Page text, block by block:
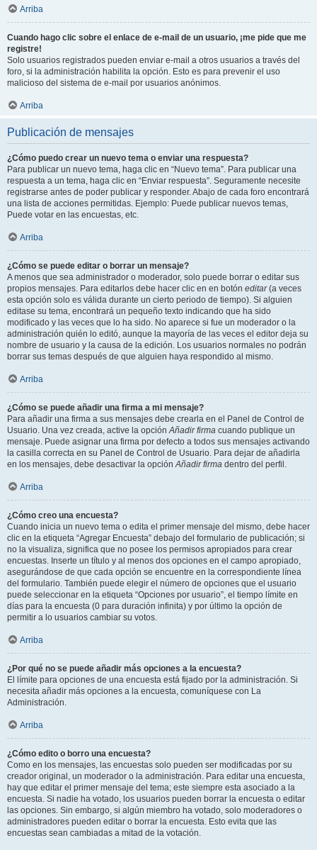
Arriba
Cuando hago clic sobre el enlace de e-mail de un usuario, ¡me pide que me
registre!
Solo usuarios registrados pueden enviar e-mail a otros usuarios a través del
foro, si la administración habilita la opción. Esto es para prevenir el uso
malicioso del sistema de e-mail por usuarios anónimos.
Arriba
Publicación de mensajes
¿Cómo puedo crear un nuevo tema o enviar una respuesta?
Para publicar un nuevo tema, haga clic en “Nuevo tema”. Para publicar una
respuesta a un tema, haga clic en “Enviar respuesta”. Seguramente necesite
registrarse antes de poder publicar y responder. Abajo de cada foro encontrará
una lista de acciones permitidas. Ejemplo: Puede publicar nuevos temas,
Puede votar en las encuestas, etc.
Arriba
¿Cómo se puede editar o borrar un mensaje?
A menos que sea administrador o moderador, solo puede borrar o editar sus
propios mensajes. Para editarlos debe hacer clic en en botón editar(a veces
esta opción solo es válida durante un cierto periodo de tiempo). Si alguien
editase su tema, encontrará un pequeño texto indicando que ha sido
modificado y las veces que lo ha sido. No aparece si fue un moderador o la
administración quién lo editó, aunque la mayoría de las veces el editor deja su
nombre de usuario y la causa de la edición. Los usuarios normales no podrán
borrar sus temas después de que alguien haya respondido al mismo.
Arriba
¿Cómo se puede añadir una firma a mi mensaje?
Para añadir una firma a sus mensajes debe crearla en el Panel de Control de
Usuario. Una vez creada, active la opciónAñadir firma cuando publique un
mensaje. Puede asignar una firma por defecto a todos sus mensajes activando
la casilla correcta en su Panel de Control de Usuario. Para dejar de añadirla
en los mensajes, debe desactivar la opciónAñadir firma dentro del perfil.
Arriba
¿Cómo creo una encuesta?
Cuando inicia un nuevo tema o edita el primer mensaje del mismo, debe hacer
clic en la etiqueta “Agregar Encuesta” debajo del formulario de publicación; si
no la visualiza, significa que no posee los permisos apropiados para crear
encuestas. Inserte un título y al menos dos opciones en el campo apropiado,
asegurándose de que cada opción se encuentre en la correspondiente línea
del formulario. También puede elegir el número de opciones que el usuario
puede seleccionar en la etiqueta “Opciones por usuario”, el tiempo límite en
días para la encuesta (0 para duración infinita) y por último la opción de
permitir a lo usuarios cambiar su votos.
Arriba
¿Por qué no se puede añadir más opciones a la encuesta?
El límite para opciones de una encuesta está fijado por la administración. Si
necesita añadir más opciones a la encuesta, comuníquese con La
Administración.
Arriba
¿Cómo edito o borro una encuesta?
Como en los mensajes, las encuestas solo pueden ser modificadas por su
creador original, un moderador o la administración. Para editar una encuesta,
hay que editar el primer mensaje del tema; este siempre esta asociado a la
encuesta. Si nadie ha votado, los usuarios pueden borrar la encuesta o editar
las opciones. Sin embargo, si algún miembro ha votado, solo moderadores o
administradores pueden editar o borrar la encuesta. Esto evita que las
encuestas sean cambiadas a mitad de la votación.